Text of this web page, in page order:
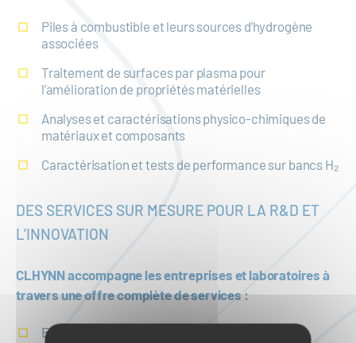
Piles à combustible et leurs sources d’hydrogène
associées
Traitement de surfaces par plasma pour
l’amélioration de propriétés matérielles
Analyses et caractérisations physico-chimiques de
matériaux et composants
Caractérisation et tests de performance sur bancs H₂
DES SERVICES SUR MESURE POUR LA R&D ET
L’INNOVATION
CLHYNN accompagne les entreprises et laboratoires à
travers une offre complète de services :
Essais et tests sur matériaux et surfaces